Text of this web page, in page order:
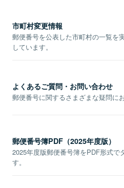
市町村変更情報
郵便番号を公表した市町村の一覧を
しています。
よくあるご質問・お問い合わせ
郵便番号に関するさまざまな疑問に
郵便番号簿PDF（2025年度版）
2025年度版郵便番号簿をPDF形式で
す。